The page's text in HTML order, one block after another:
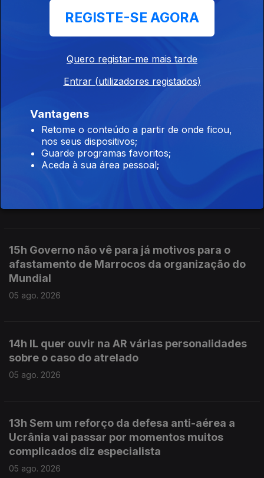
19h IGAS arquiva caso da grávida que perdeu
o bebé em 2025
17h Autoridades apreenderam mais cocaína
15h Governo não vê para já motivos para o
afastamento de Marrocos da organização do
Mundial
05 ago. 2026
14h IL quer ouvir na AR várias personalidades
sobre o caso do atrelado
05 ago. 2026
13h Sem um reforço da defesa anti-aérea a
Ucrânia vai passar por momentos muitos
complicados diz especialista
05 ago. 2026
REGISTE-SE AGORA
Quero registar-me mais tarde
Entrar (utilizadores registados)
Vantagens
Retome o conteúdo a partir de onde ficou,
nos seus dispositivos;
Guarde programas favoritos;
Aceda à sua área pessoal;